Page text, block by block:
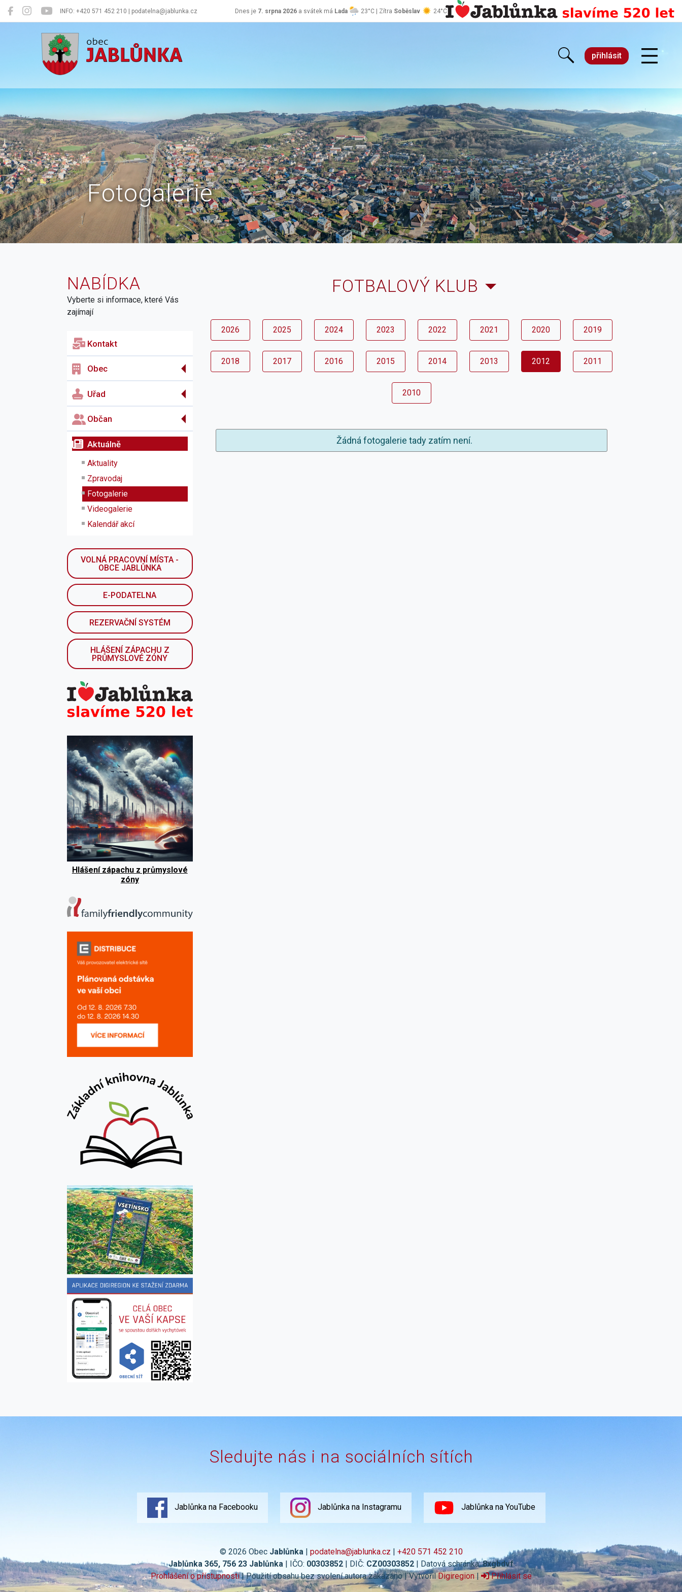
INFO: +420 571 452 210 | podatelna@jablunka.cz Dnes je 7. srpna 2026 a svátek má Lada 23°C | Zítra Soběslav 24°C
Jablůnka
přihlásit
Fotogalerie
NABÍDKA
Vyberte si informace, které Vás
zajímají
Kontakt
Obec
Uřad
Občan
Aktuálně
Aktuality
Zpravodaj
Fotogalerie
Videogalerie
Kalendář akcí
VOLNÁ PRACOVNÍ MÍSTA -
OBCE JABLŮNKA
E-PODATELNA
REZERVAČNÍ SYSTÉM
HLÁŠENÍ ZÁPACHU Z
PRŮMYSLOVÉ ZÓNY
Hlášení zápachu z průmyslové
zóny
FOTBALOVÝ KLUB
2026 2025 2024 2023 2022 2021 2020 2019
2018 2017 2016 2015 2014 2013 2012 2011
2010
Žádná fotogalerie tady zatím není.
Sledujte nás i na sociálních sítích
Jablůnka na Facebooku Jablůnka na Instagramu Jablůnka na YouTube
© 2026 Obec Jablůnka| podatelna@jablunka.cz
+420 571 452 210
Jablůnka 365, 756 23 Jablůnka | IČO: 00303852 | DIČ: CZ00303852 | Datová schránka:8xgbdvf
Prohlášení o přístupnosti| Použití obsahu bez svolení autora zakázáno | VytvořilDigiregion| Přihlásit se